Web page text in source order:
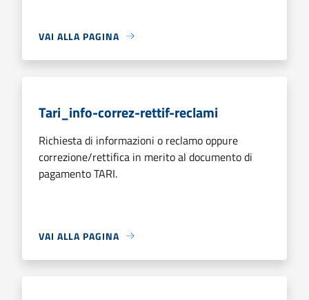
VAI ALLA PAGINA
Tari_info-correz-rettif-reclami
Richiesta di informazioni o reclamo oppure
correzione/rettifica in merito al documento di
pagamento TARI.
VAI ALLA PAGINA